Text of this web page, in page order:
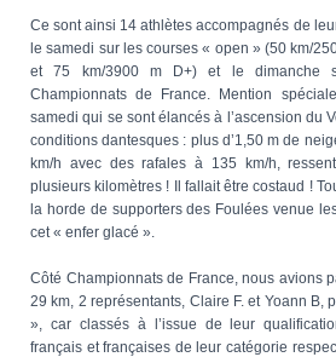
Ce sont ainsi 14 athlètes accompagnés de
le samedi sur les courses « open » (50 km/
et 75 km/3900 m D+) et le dimanche
Championnats de France. Mention
samedi qui se sont élancés à l’ascension du
conditions dantesques : plus d’1,50 m de
km/h avec des rafales à 135 km/h,
plusieurs kilomètres ! Il fallait être costaud !
la horde de supporters des Foulées venue
cet « enfer glacé ».
Côté Championnats de France, nous avions
29 km, 2 représentants, Claire F. et Yoann B,
», car classés à l’issue de leur
français et françaises de leur catégorie